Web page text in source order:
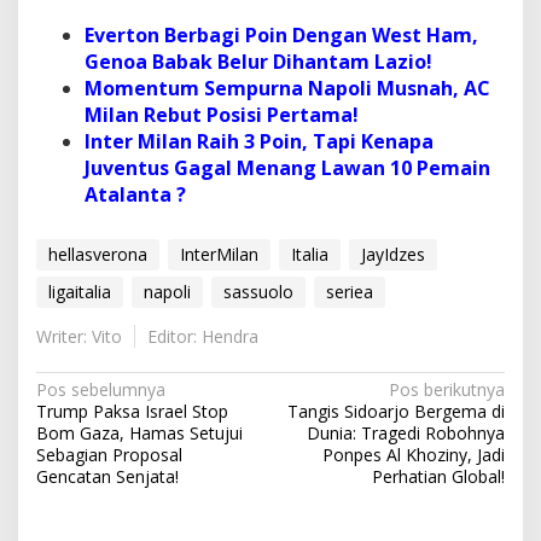
Everton Berbagi Poin Dengan West Ham,
Genoa Babak Belur Dihantam Lazio!
Momentum Sempurna Napoli Musnah, AC
Milan Rebut Posisi Pertama!
Inter Milan Raih 3 Poin, Tapi Kenapa
Juventus Gagal Menang Lawan 10 Pemain
Atalanta ?
hellasverona InterMilan Italia
JayIdzes
ligaitalia
napoli sassuolo
seriea
Writer: Vito
Editor: Hendra
N
a
v
Pos sebelumnya
Trump Paksa Israel Stop
Bom Gaza, Hamas Setujui
Sebagian Proposal
Gencatan Senjata!
Pos berikutnya
Tangis Sidoarjo Bergema di
Dunia: Tragedi Robohnya
Ponpes Al Khoziny, Jadi
Perhatian Global!